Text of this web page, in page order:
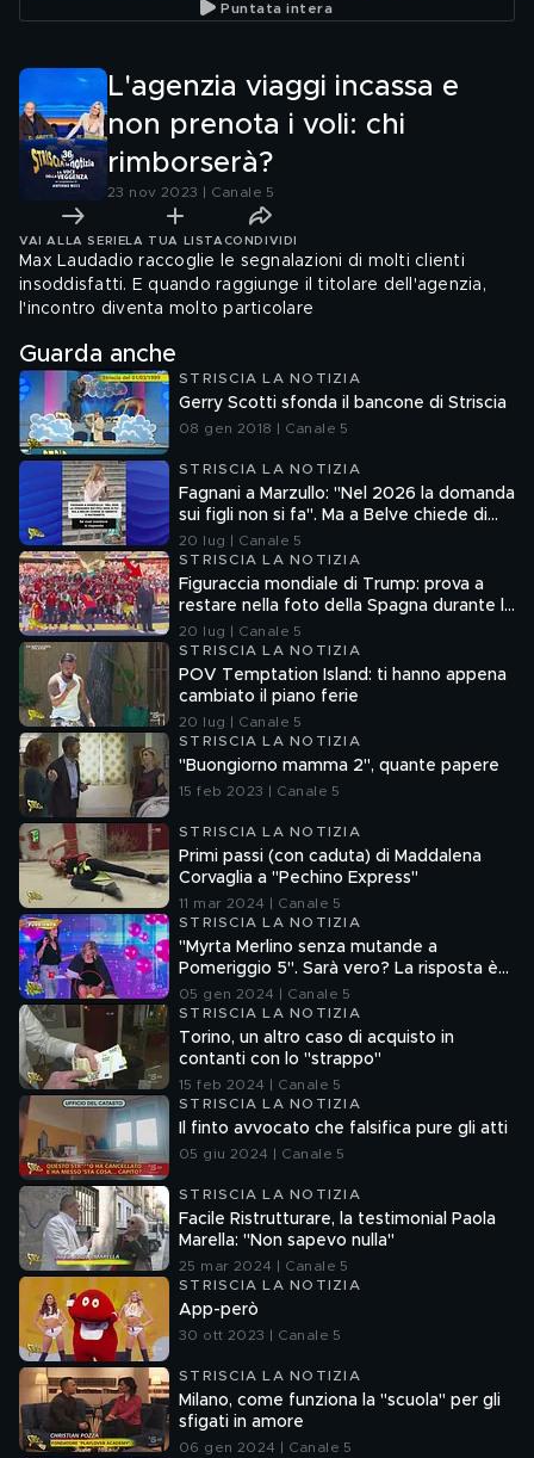
Puntata intera
L'agenzia viaggi incassa e
non prenota i voli: chi
rimborserà?
23 nov 2023 | Canale 5
VAI ALLA SERIE LA TUA LISTA CONDIVIDI
Max Laudadio raccoglie le segnalazioni di molti clienti
insoddisfatti. E quando raggiunge il titolare dell'agenzia,
l'incontro diventa molto particolare
Guarda anche
STRISCIA LA NOTIZIA
Gerry Scotti sfonda il bancone di Striscia
08 gen 2018 | Canale 5
STRISCIA LA NOTIZIA
Fagnani a Marzullo: "Nel 2026 la domanda
sui figli non si fa". Ma a Belve chiede di
aborto e maternità
20 lug | Canale 5
STRISCIA LA NOTIZIA
Figuraccia mondiale di Trump: prova a
restare nella foto della Spagna durante la
premiazione
20 lug | Canale 5
STRISCIA LA NOTIZIA
POV Temptation Island: ti hanno appena
cambiato il piano ferie
20 lug | Canale 5
STRISCIA LA NOTIZIA
"Buongiorno mamma 2", quante papere
15 feb 2023 | Canale 5
STRISCIA LA NOTIZIA
Primi passi (con caduta) di Maddalena
Corvaglia a "Pechino Express"
11 mar 2024 | Canale 5
STRISCIA LA NOTIZIA
"Myrta Merlino senza mutande a
Pomeriggio 5". Sarà vero? La risposta è
nel fuorionda
05 gen 2024 | Canale 5
STRISCIA LA NOTIZIA
Torino, un altro caso di acquisto in
contanti con lo "strappo"
15 feb 2024 | Canale 5
STRISCIA LA NOTIZIA
Il finto avvocato che falsifica pure gli atti
05 giu 2024 | Canale 5
STRISCIA LA NOTIZIA
Facile Ristrutturare, la testimonial Paola
Marella: "Non sapevo nulla"
25 mar 2024 | Canale 5
STRISCIA LA NOTIZIA
App-però
30 ott 2023 | Canale 5
STRISCIA LA NOTIZIA
Milano, come funziona la "scuola" per gli
sfigati in amore
06 gen 2024 | Canale 5